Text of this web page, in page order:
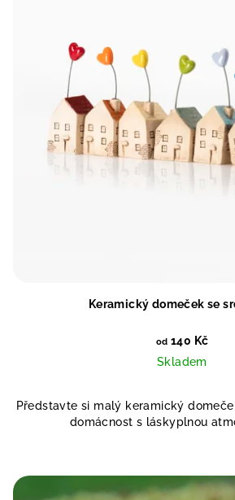
Keramický domeček se
od 140 Kč
Skladem
Představte si malý keramický
domácnost s láskyplnou